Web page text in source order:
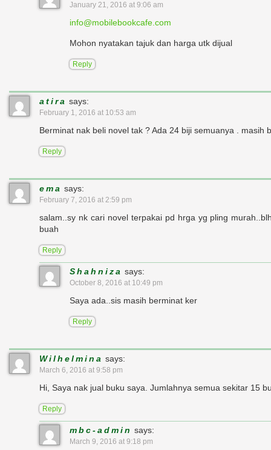
January 21, 2016 at 9:06 am
info@mobilebookcafe.com
Mohon nyatakan tajuk dan harga utk dijual
Reply
atira says:
February 1, 2016 at 10:53 am
Berminat nak beli novel tak ? Ada 24 biji semuanya . masih
Reply
ema says:
February 7, 2016 at 2:59 pm
salam..sy nk cari novel terpakai pd hrga yg pling
buah
Reply
Shahniza says:
October 8, 2016 at 10:49 pm
Saya ada..sis masih berminat ker
Reply
Wilhelmina says:
March 6, 2016 at 9:58 pm
Hi, Saya nak jual buku saya. Jumlahnya semua sekitar 15
Reply
mbc-admin says:
March 9, 2016 at 9:18 pm